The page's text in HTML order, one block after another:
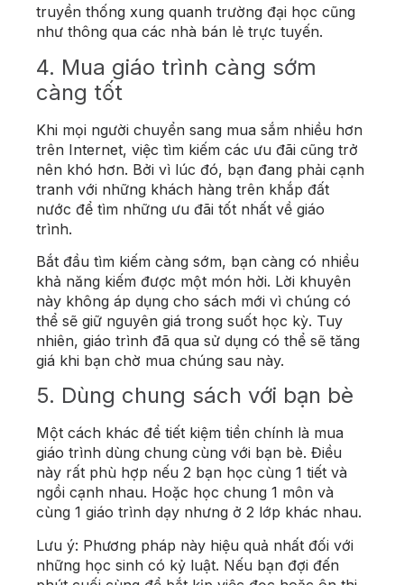
truyền thống xung quanh trường đại học cũng
như thông qua các nhà bán lẻ trực tuyến.
4. Mua giáo trình càng sớm
càng tốt
Khi mọi người chuyển sang mua sắm nhiều hơn
trên Internet, việc tìm kiếm các ưu đãi cũng trở
nên khó hơn. Bởi vì lúc đó, bạn đang phải cạnh
tranh với những khách hàng trên khắp đất
nước để tìm những ưu đãi tốt nhất về giáo
trình.
Bắt đầu tìm kiếm càng sớm, bạn càng có nhiều
khả năng kiếm được một món hời. Lời khuyên
này không áp dụng cho sách mới vì chúng có
thể sẽ giữ nguyên giá trong suốt học kỳ. Tuy
nhiên, giáo trình đã qua sử dụng có thể sẽ tăng
giá khi bạn chờ mua chúng sau này.
5. Dùng chung sách với bạn bè
Một cách khác để tiết kiệm tiền chính là mua
giáo trình dùng chung cùng với bạn bè. Điều
này rất phù hợp nếu 2 bạn học cùng 1 tiết và
ngồi cạnh nhau. Hoặc học chung 1 môn và
cùng 1 giáo trình dạy nhưng ở 2 lớp khác nhau.
Lưu ý: Phương pháp này hiệu quả nhất đối với
những học sinh có kỷ luật. Nếu bạn đợi đến